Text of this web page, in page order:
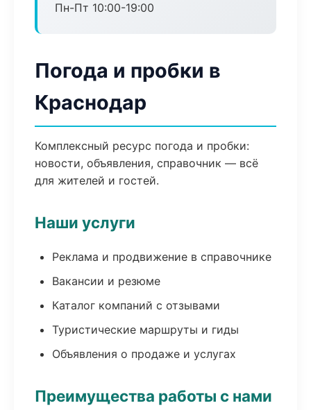
Пн-Пт 10:00-19:00
Погода и пробки в
Краснодар
Комплексный ресурс погода и пробки:
новости, объявления, справочник — всё
для жителей и гостей.
Наши услуги
Реклама и продвижение в справочнике
Вакансии и резюме
Каталог компаний с отзывами
Туристические маршруты и гиды
Объявления о продаже и услугах
Преимущества работы с нами